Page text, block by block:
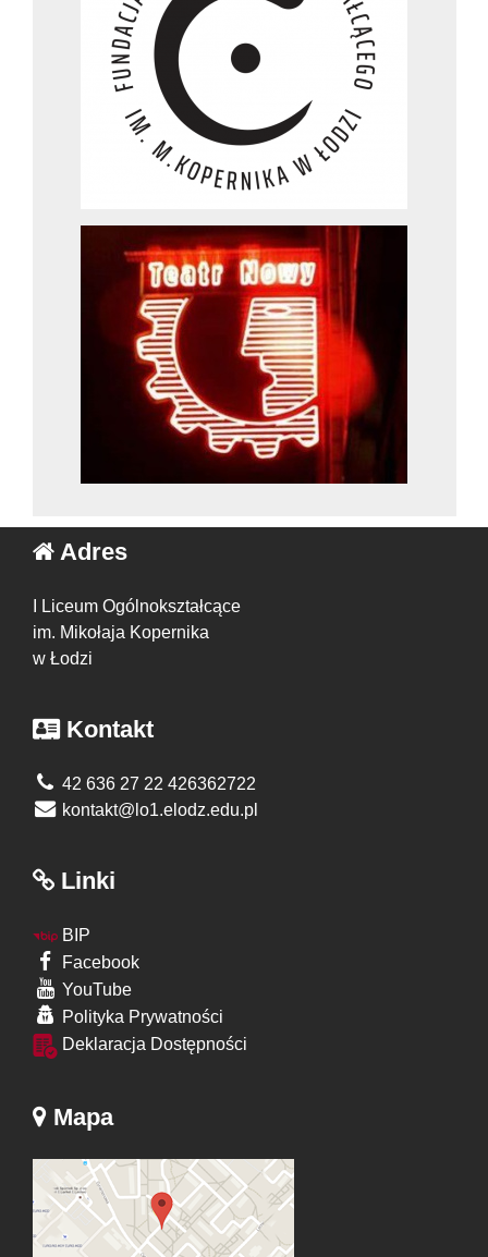
Adres
I Liceum Ogólnokształcące
im. Mikołaja Kopernika
w Łodzi
Kontakt
42 636 27 22 426362722
kontakt@lo1.elodz.edu.pl
Linki
BIP
Facebook
YouTube
Polityka Prywatności
Deklaracja Dostępności
Mapa